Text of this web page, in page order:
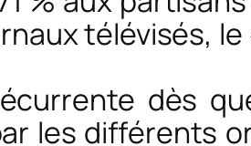
télévisés,
dès
les différents